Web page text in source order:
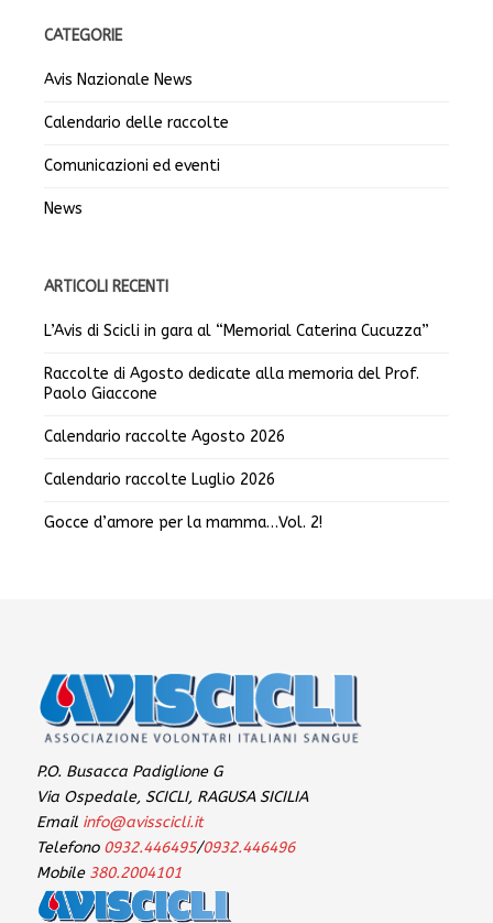
CATEGORIE
Avis Nazionale News
Calendario delle raccolte
Comunicazioni ed eventi
News
ARTICOLI RECENTI
L’Avis di Scicli in gara al “Memorial Caterina Cucuzza”
Raccolte di Agosto dedicate alla memoria del Prof.
Paolo Giaccone
Calendario raccolte Agosto 2026
Calendario raccolte Luglio 2026
Gocce d’amore per la mamma…Vol. 2!
P.O. Busacca Padiglione G
Via Ospedale, SCICLI, RAGUSA SICILIA
Email info@avisscicli.it
Telefono 0932.446495/0932.446496
Mobile 380.2004101